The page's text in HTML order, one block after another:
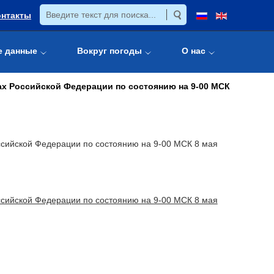
данные Вокруг погоды О нас
Российской Федерации по состоянию на 9-00 МСК
Федерации по состоянию на 9-00 МСК 8 мая
Федерации по состоянию на 9-00 МСК 8 мая